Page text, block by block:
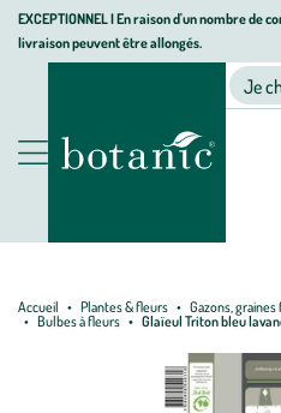
Aller
Aller
au
Aller
au
page
EXCEPTIONNEL I En raison d'un nombre de
livraison peuvent être allongés.
Nos produits
Jardinerie écologique, Je
Accueil Plantes & fleurs
Gazons,
Bulbes à fleurs
Glaïeul Triton bleu